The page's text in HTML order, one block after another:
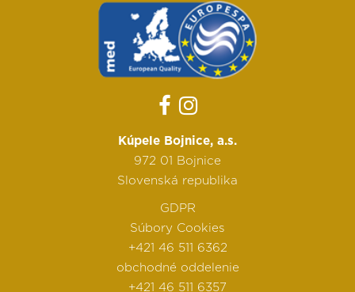
Kúpele Bojnice, a.s.
972 01 Bojnice
Slovenská republika
GDPR
Súbory Cookies
+421 46 511 6362
obchodné oddelenie
+421 46 511 6357